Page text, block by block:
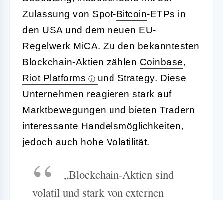
Zulassung von Spot-Bitcoin-ETPs in
den USA und dem neuen EU-
Regelwerk MiCA. Zu den bekanntesten
Blockchain-Aktien zählen Coinbase,
Riot Platforms
und Strategy. Diese
Unternehmen reagieren stark auf
Marktbewegungen und bieten Tradern
interessante Handelsmöglichkeiten,
jedoch auch hohe Volatilität.
„Blockchain-Aktien sind
volatil und stark von externen